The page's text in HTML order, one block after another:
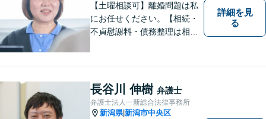
【土曜相談可】離婚問題は私
にお任せください。【相続・
不貞慰謝料・債務整理は相談
費用特約利用の場合は除
く）】
詳細を見
る
長谷川 伸樹 弁護士
弁護士法人一新総合法律事務所
新潟県|新潟市中央区